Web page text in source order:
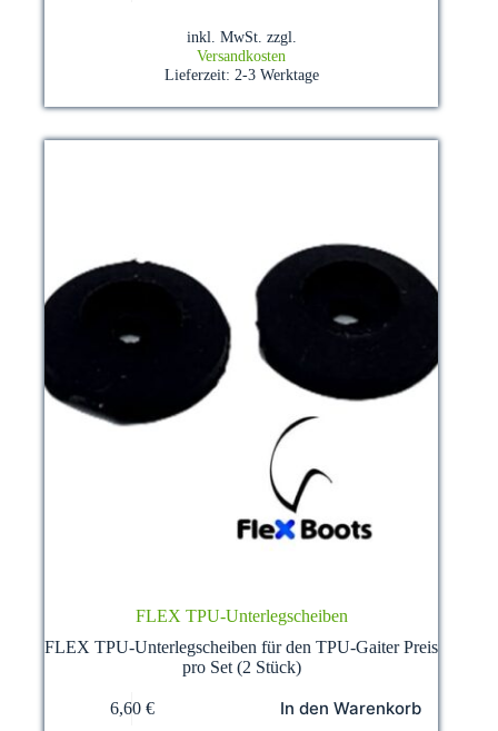
Optionen
inkl. MwSt. zzgl.
Versandkosten
Lieferzeit: 2-3 Werktage
FLEX TPU-Unterlegscheiben
FLEX TPU-Unterlegscheiben für den TPU-Gaiter Preis
pro Set (2 Stück)
6,60 € In den Warenkorb